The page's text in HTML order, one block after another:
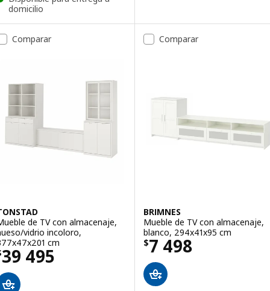
domicilio
Comparar
de TV con almacenaje,
vidrio incoloro,
cm
39 495$ 39495
Comparar
BRIMNES
Mueble de TV con almacenaje,
blanco, 294x41x95 cm
$7 498
Precio $ 7498